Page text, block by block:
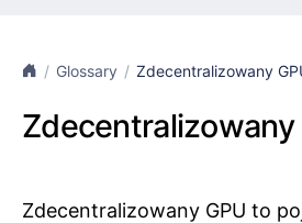
Glossary Zdecentralizowany
Zdecentralizowany
Zdecentralizowany GPU to